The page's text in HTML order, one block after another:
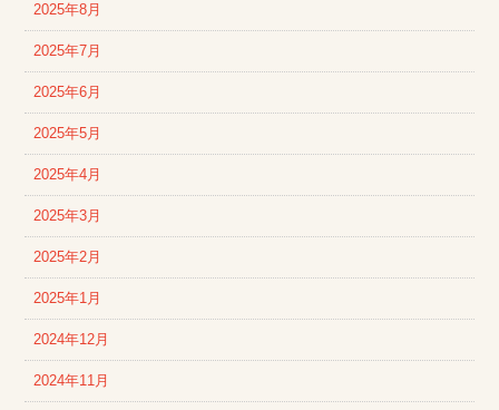
2025年8月
2025年7月
2025年6月
2025年5月
2025年4月
2025年3月
2025年2月
2025年1月
2024年12月
2024年11月